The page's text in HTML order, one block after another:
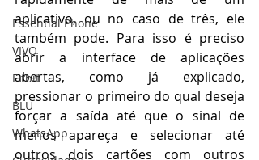
Essential Phone
VIVO
Fitbit
BLU
WhatsApp
aplicativo, ou no caso de três, ele
também pode. Para isso é preciso
abrir a interface de aplicações
abertas, como já explicado,
pressionar o primeiro do qual deseja
forçar a saída até que o sinal de
menos apareça e selecionar até
outros dois cartões com outros